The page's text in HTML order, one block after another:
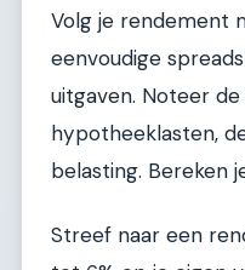
Volg je rendement
eenvoudige
uitgaven. Noteer de
hypotheeklasten,
belasting. Bereken
Streef naar een